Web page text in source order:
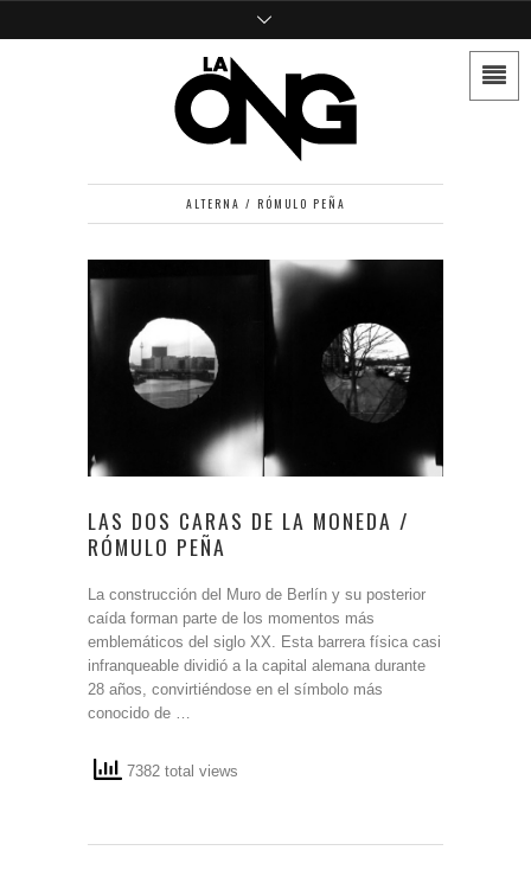
ALTERNA / RÓMULO PEÑA
LAS DOS CARAS DE LA MONEDA /
RÓMULO PEÑA
La construcción del Muro de Berlín y su posterior
caída forman parte de los momentos más
emblemáticos del siglo XX. Esta barrera física casi
infranqueable dividió a la capital alemana durante
28 años, convirtiéndose en el símbolo más
conocido de …
7382 total views